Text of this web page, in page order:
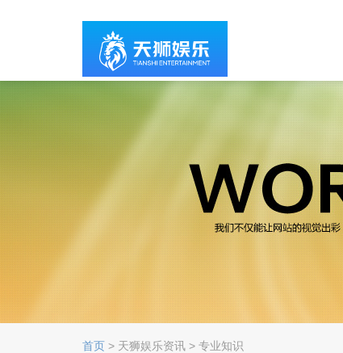
首页 > 天狮娱乐资讯 > 专业知识